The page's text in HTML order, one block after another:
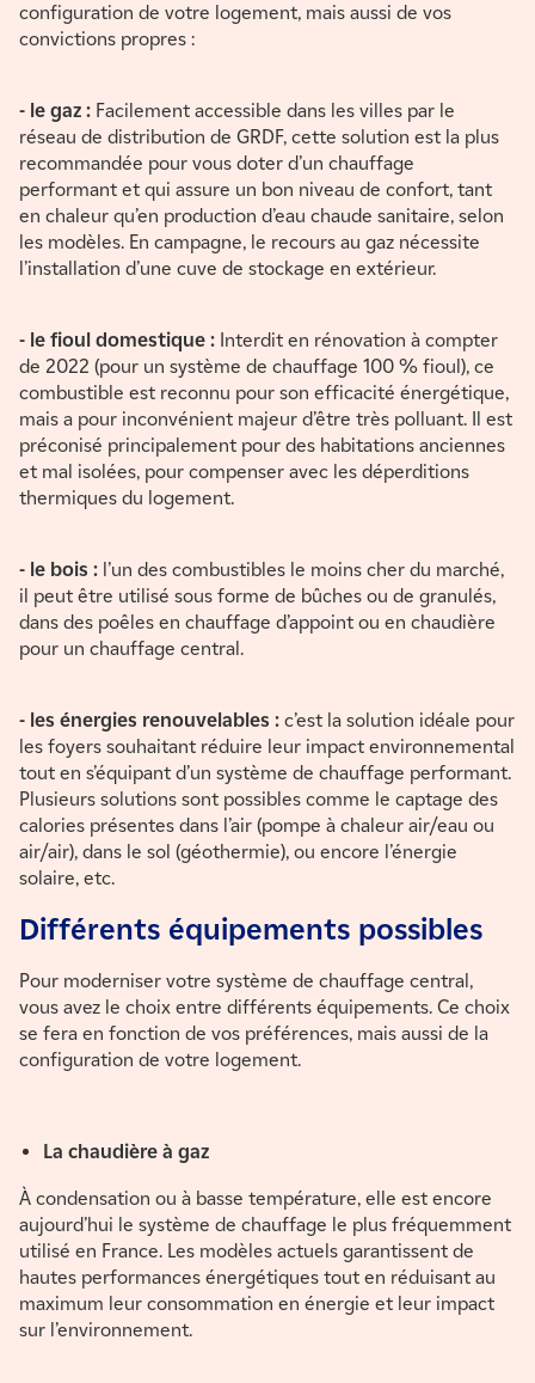
configuration de votre logement, mais aussi de vos
convictions propres :
- le gaz : Facilement accessible dans les villes par le
réseau de distribution de GRDF, cette solution est la plus
recommandée pour vous doter d’un chauffage
performant et qui assure un bon niveau de confort, tant
en chaleur qu’en production d’eau chaude sanitaire, selon
les modèles. En campagne, le recours au gaz nécessite
l’installation d’une cuve de stockage en extérieur.
- le fioul domestique : Interdit en rénovation à compter
de 2022 (pour un système de chauffage 100 % fioul), ce
combustible est reconnu pour son efficacité énergétique,
mais a pour inconvénient majeur d’être très polluant. Il est
préconisé principalement pour des habitations anciennes
et mal isolées, pour compenser avec les déperditions
thermiques du logement.
- le bois : l’un des combustibles le moins cher du marché,
il peut être utilisé sous forme de bûches ou de granulés,
dans des poêles en chauffage d’appoint ou en chaudière
pour un chauffage central.
- les énergies renouvelables : c’est la solution idéale pour
les foyers souhaitant réduire leur impact environnemental
tout en s’équipant d’un système de chauffage performant.
Plusieurs solutions sont possibles comme le captage des
calories présentes dans l’air (pompe à chaleur air/eau ou
air/air), dans le sol (géothermie), ou encore l’énergie
solaire, etc.
Différents équipements possibles
Pour moderniser votre système de chauffage central,
vous avez le choix entre différents équipements. Ce choix
se fera en fonction de vos préférences, mais aussi de la
configuration de votre logement.
La chaudière à gaz
À condensation ou à basse température, elle est encore
aujourd’hui le système de chauffage le plus fréquemment
utilisé en France. Les modèles actuels garantissent de
hautes performances énergétiques tout en réduisant au
maximum leur consommation en énergie et leur impact
sur l’environnement.